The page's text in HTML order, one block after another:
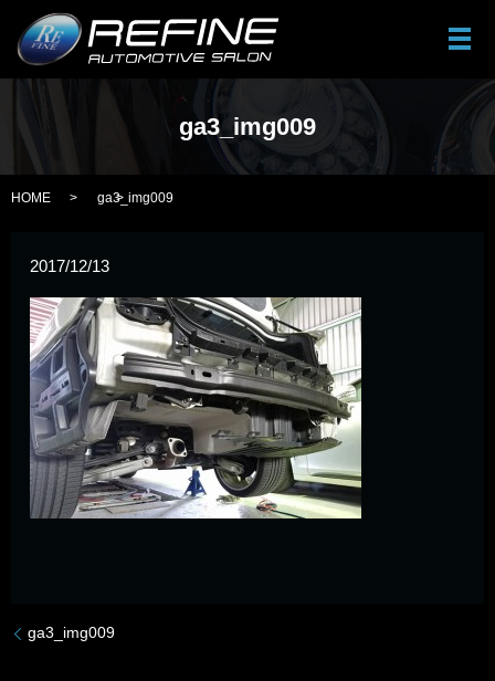
メ
ga3_img009
HOME ga3_img009
2017/12/13
ga3_img009